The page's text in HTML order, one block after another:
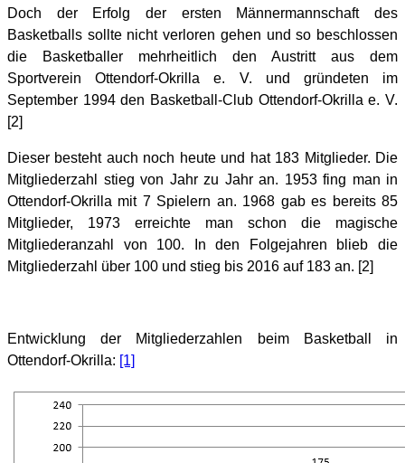
Doch der Erfolg der ersten Männermannschaft des
Basketballs sollte nicht verloren gehen und so beschlossen
die Basketballer mehrheitlich den Austritt aus dem
Sportverein Ottendorf-Okrilla e. V. und gründeten im
September 1994 den Basketball-Club Ottendorf-Okrilla e. V.
[2]
Dieser besteht auch noch heute und hat 183 Mitglieder. Die
Mitgliederzahl stieg von Jahr zu Jahr an. 1953 fing man in
Ottendorf-Okrilla mit 7 Spielern an. 1968 gab es bereits 85
Mitglieder, 1973 erreichte man schon die magische
Mitgliederanzahl von 100. In den Folgejahren blieb die
Mitgliederzahl über 100 und stieg bis 2016 auf 183 an. [2]
Entwicklung der Mitgliederzahlen beim Basketball in
Ottendorf-Okrilla: [1]